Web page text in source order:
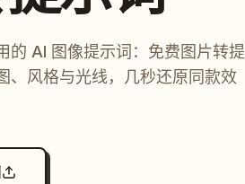
的 AI 图像提示词：免费图片转提
、风格与光线，几秒还原同款效